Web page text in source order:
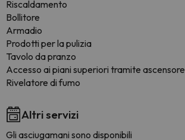
Riscaldamento
Bollitore
Armadio
Prodotti per la pulizia
Tavolo da pranzo
Accesso ai piani superiori tramite ascensore
Rivelatore di fumo
Altri servizi
Gli asciugamani sono disponibili